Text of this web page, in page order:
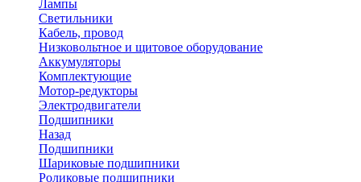
Лампы
Светильники
Кабель, провод
Низковольтное и щитовое оборудование
Аккумуляторы
Комплектующие
Мотор-редукторы
Электродвигатели
Подшипники
Назад
Подшипники
Шариковые подшипники
Роликовые подшипники